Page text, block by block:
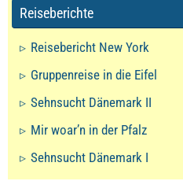
Reiseberichte
Reisebericht New York
Gruppenreise in die Eifel
Sehnsucht Dänemark II
Mir woar’n in der Pfalz
Sehnsucht Dänemark I